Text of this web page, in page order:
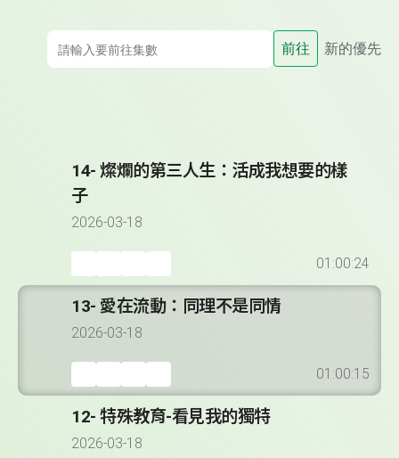
前往 新的優先
14- 燦爛的第三人生：活成我想要的樣
子
2026-03-18
01:00:24
13- 愛在流動：同理不是同情
2026-03-18
01:00:15
12- 特殊教育-看見我的獨特
2026-03-18